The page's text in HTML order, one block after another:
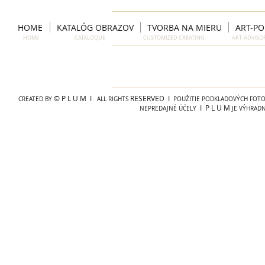
HOME KATALÓG OBRAZOV TVORBA NA MIERU ART-
HOME CATALOQUE CUSTOMIZED CREATING ART-
CREATED BY © P L U M I ALL RIGHTS RESERVED I POUŽITIE PODKLADOVÝCH
NEPREDAJNÉ ÚČELY I P L U M JE